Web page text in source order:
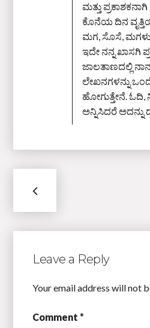
ಮತ್ತು
ಕೊನೆಯ ದಿನ
ಮಗ, ಸೊಸೆ,
ಇದೇ ನನ್ನ ಖಾಸಗಿ
ಜಾಲತಾಣದಲ್ಲಿ
ಲೇಖನಗಳನ್ನು
ಹೋಗುತ್ತೇನೆ.
ಅನ್ನಿಸಿದರೆ ಅದನ್ನು
Leave a Reply
Your email address will not
Comment *